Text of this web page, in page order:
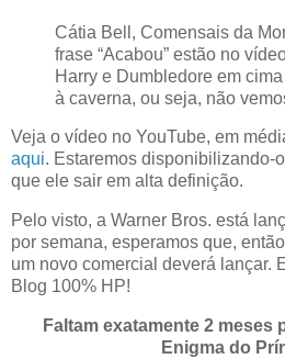
Cátia Bell, Comensais da
frase “Acabou” estão no
Harry e Dumbledore em
à caverna, ou seja, não
Veja o vídeo no YouTube, em
aqui. Estaremos disponibilizando-
que ele sair em alta definição.
Pelo visto, a Warner Bros. está
por semana, esperamos que,
um novo comercial deverá lançar.
Blog 100% HP!
Faltam exatamente 2 meses
Enigma do